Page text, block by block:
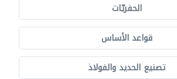
الحفريّات
قواعد الأساس
تصنيع الحديد والفولاذ